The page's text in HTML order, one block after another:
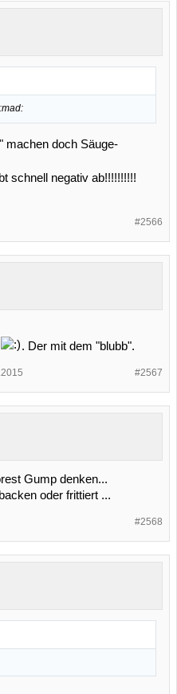
machen doch Säuge-
schnell negativ ab!!!!!!!!!!
#2566
. Der mit dem "blubb".
#2567
Gump denken...
oder frittiert ...
#2568